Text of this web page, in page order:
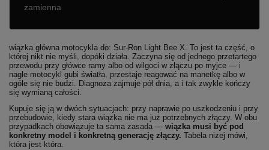
zamienna
wiązka główna motocykla do: Sur-Ron Light Bee X. To jest ta część, o
której nikt nie myśli, dopóki działa. Zaczyna się od jednego przetartego
przewodu przy główce ramy albo od wilgoci w złączu po myjce — i
nagle motocykl gubi światła, przestaje reagować na manetkę albo w
ogóle się nie budzi. Diagnoza zajmuje pół dnia, a i tak zwykle kończy
się wymianą całości.
Kupuje się ją w dwóch sytuacjach: przy naprawie po uszkodzeniu i przy
przebudowie, kiedy stara wiązka nie ma już potrzebnych złączy. W obu
przypadkach obowiązuje ta sama zasada — wiązka musi być pod
konkretny model i konkretną generację złączy. Tabela niżej mówi,
która jest która.